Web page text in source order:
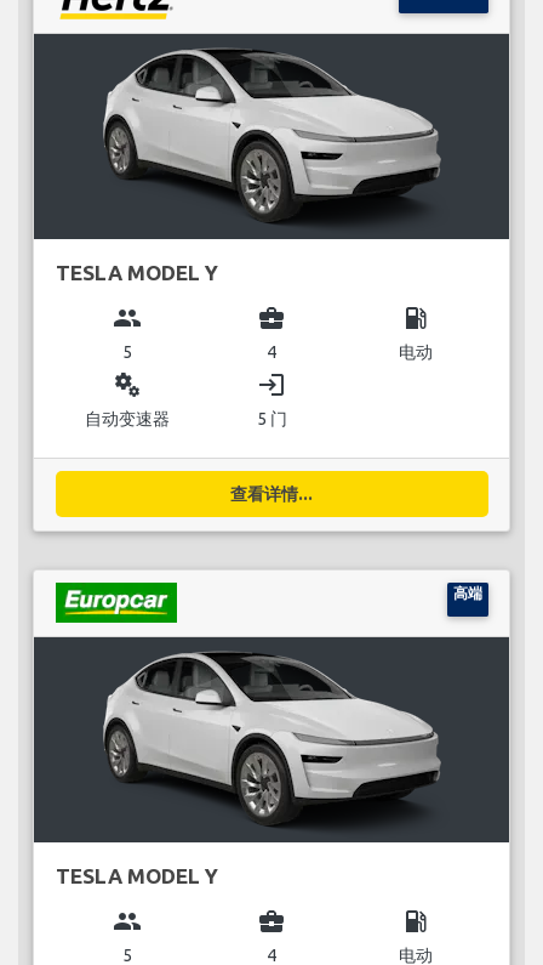
TESLA MODEL Y
group
5
business_center
4
local_gas_station
电动
miscellaneous_services
自动变速器
login
5 门
查看详情...
高端
TESLA MODEL Y
group
5
business_center
4
local_gas_station
电动